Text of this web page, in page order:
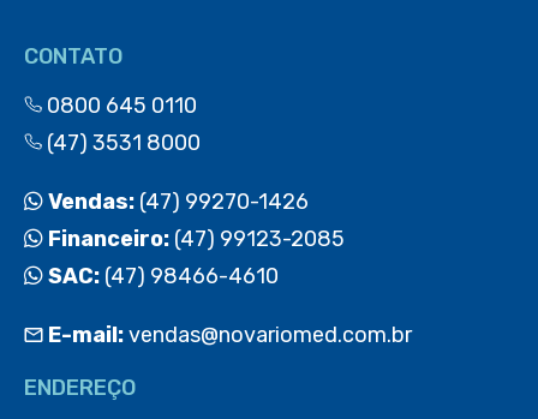
CONTATO
0800 645 0110
(47) 3531 8000
Vendas: (47) 99270-1426
Financeiro: (47) 99123-2085
SAC: (47) 98466-4610
E-mail:vendas@novariomed.com.br
ENDEREÇO